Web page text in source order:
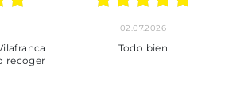
23.06.2026
Pedido hecho, pedido